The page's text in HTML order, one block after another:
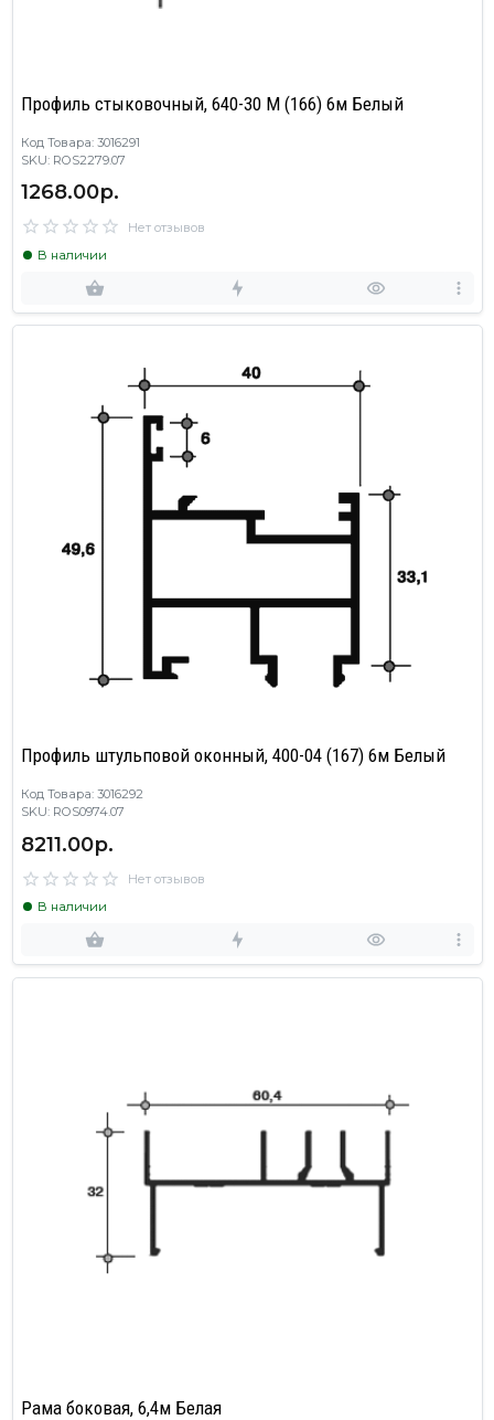
Профиль стыковочный, 640-30 М (166) 6м Белый
Код Товара: 3016291
SKU: ROS2279.07
1268.00р.
Нет отзывов
В наличии
Профиль штульповой оконный, 400-04 (167) 6м Белый
Код Товара: 3016292
SKU: ROS0974.07
8211.00р.
Нет отзывов
В наличии
Рама боковая, 6,4м Белая